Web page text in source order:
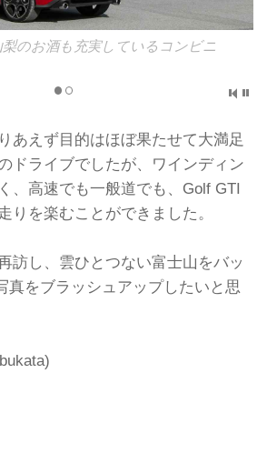
のお酒も充実しているコンビニ
あえず目的はほぼ果たせて大満足
ドライブでしたが、ワインディン
、高速でも一般道でも、Golf GTI
りを楽むことができました。
訪し、雲ひとつない富士山をバッ
真をブラッシュアップしたいと思